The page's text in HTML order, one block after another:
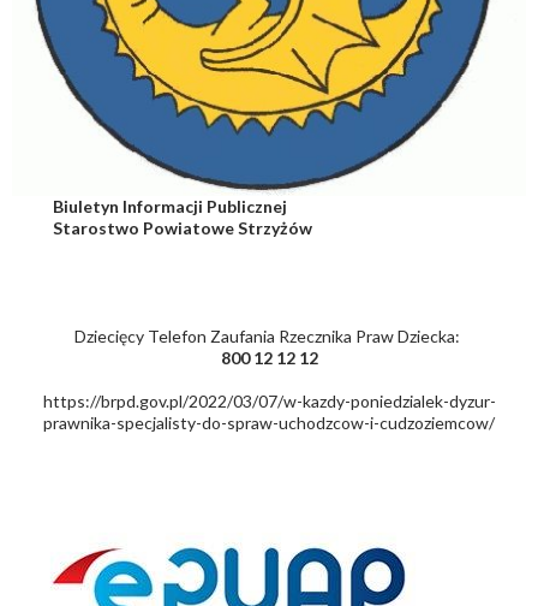
Biuletyn Informacji Publicznej
Starostwo Powiatowe Strzyżów
Dziecięcy Telefon Zaufania Rzecznika Praw Dziecka:
800 12 12 12
https://brpd.gov.pl/2022/03/07/w-kazdy-poniedzialek-dyzur-
prawnika-specjalisty-do-spraw-uchodzcow-i-cudzoziemcow/